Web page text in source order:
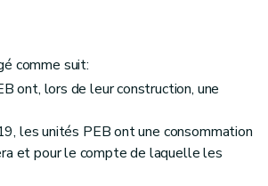
comme suit:
ont, lors de leur construction, une
les unités PEB ont une consommation
et pour le compte de laquelle les